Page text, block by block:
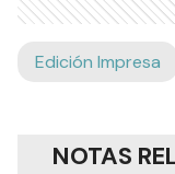
Edición Impresa
NOTAS